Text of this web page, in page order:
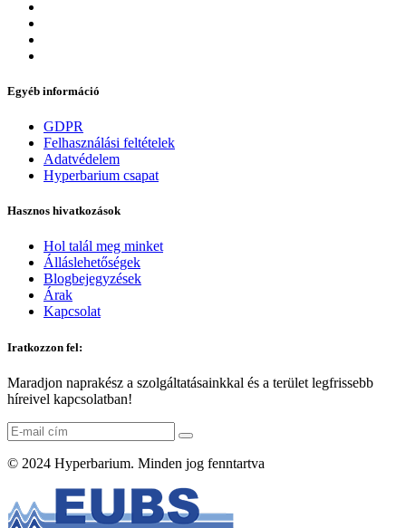
Egyéb információ
GDPR
Felhasználási feltételek
Adatvédelem
Hyperbarium csapat
Hasznos hivatkozások
Hol talál meg minket
Álláslehetőségek
Blogbejegyzések
Árak
Kapcsolat
Iratkozzon fel:
Maradjon naprakész a szolgáltatásainkkal és a terület legfrissebb
híreivel kapcsolatban!
© 2024 Hyperbarium. Minden jog fenntartva